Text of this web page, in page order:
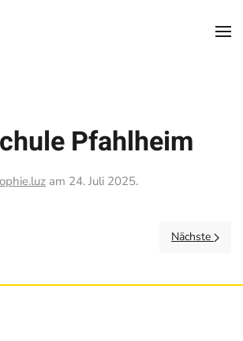
Pfahlheim
am 24. Juli 2025.
Nächste